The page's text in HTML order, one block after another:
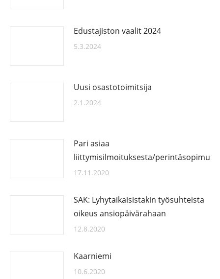
Edustajiston vaalit 2024
5.3.2024
Uusi osastotoimitsija
2.1.2024
Pari asiaa
liittymisilmoituksesta/
17.11.2020
SAK: Lyhytaikaisistakin työsuhteista
oikeus ansiopäivärahaan
12.8.2020
Kaarniemi
10.6.2020